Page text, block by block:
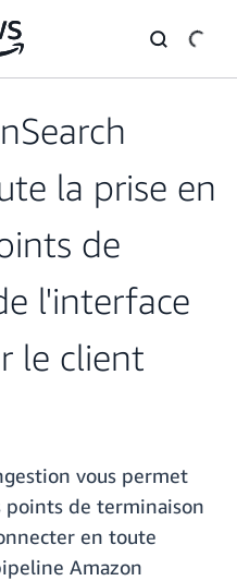
la prise en
de
l'interface
le client
vous permet
points de terminaison
en toute
Amazon